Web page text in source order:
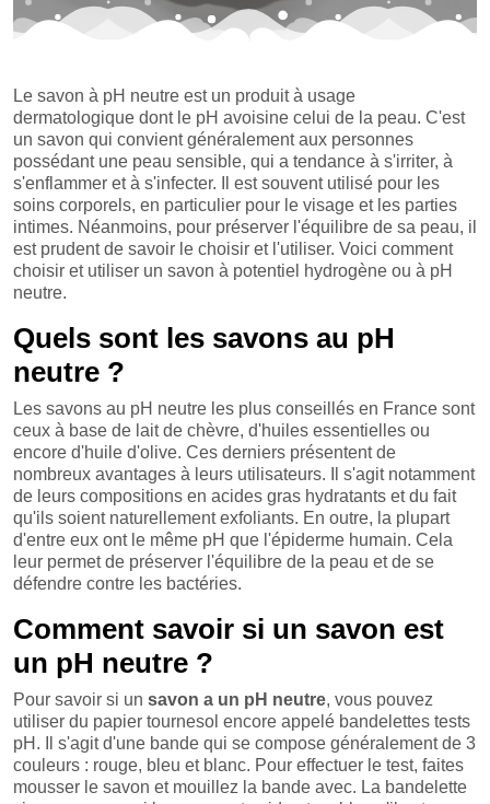
Le savon à pH neutre est un produit à usage
dermatologique dont le pH avoisine celui de la peau. C'est
un savon qui convient généralement aux personnes
possédant une peau sensible, qui a tendance à s'irriter, à
s'enflammer et à s'infecter. Il est souvent utilisé pour les
soins corporels, en particulier pour le visage et les parties
intimes. Néanmoins, pour préserver l'équilibre de sa peau, il
est prudent de savoir le choisir et l'utiliser. Voici comment
choisir et utiliser un savon à potentiel hydrogène ou à pH
neutre.
Quels sont les savons au pH
neutre ?
Les savons au pH neutre les plus conseillés en France sont
ceux à base de lait de chèvre, d'huiles essentielles ou
encore d'huile d'olive. Ces derniers présentent de
nombreux avantages à leurs utilisateurs. Il s'agit notamment
de leurs compositions en acides gras hydratants et du fait
qu'ils soient naturellement exfoliants. En outre, la plupart
d'entre eux ont le même pH que l'épiderme humain. Cela
leur permet de préserver l'équilibre de la peau et de se
défendre contre les bactéries.
Comment savoir si un savon est
un pH neutre ?
Pour savoir si un savon a un pH neutre, vous pouvez
utiliser du papier tournesol encore appelé bandelettes tests
pH. Il s'agit d'une bande qui se compose généralement de 3
couleurs : rouge, bleu et blanc. Pour effectuer le test, faites
mousser le savon et mouillez la bande avec. La bandelette